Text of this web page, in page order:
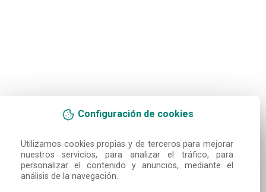
Configuración de cookies
Utilizamos cookies propias y de terceros para mejorar
nuestros servicios, para analizar el tráfico, para
personalizar el contenido y anuncios, mediante el
análisis de la navegación.